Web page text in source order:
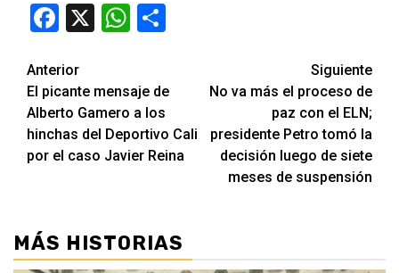
Facebook
X WhatsApp
Seguir
leyendo
Anterior
El picante mensaje de
Alberto Gamero a los
hinchas del Deportivo Cali
por el caso Javier Reina
Siguiente
No va más el proceso de
paz con el ELN;
presidente Petro tomó la
decisión luego de siete
meses de suspensión
MÁS HISTORIAS